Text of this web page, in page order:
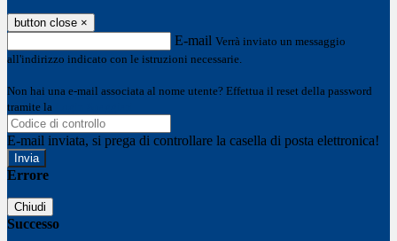
button close ×
E-mail Verrà inviato un messaggio
all'indirizzo indicato con le istruzioni necessarie.
Non hai una e-mail associata al nome utente? Effettua il reset della password
tramite la
E-mail inviata, si prega di controllare la casella di posta elettronica!
Errore
Chiudi
Successo